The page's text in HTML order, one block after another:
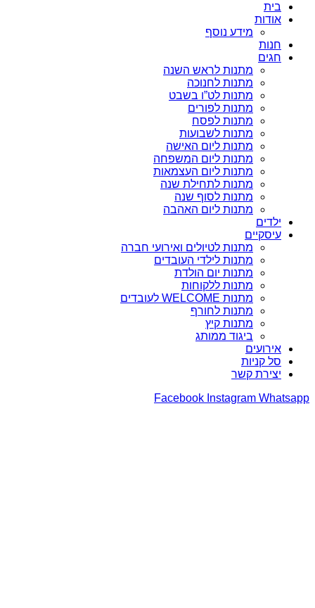
בית
אודות
מידע נוסף
חנות
חגים
מתנות לראש השנה
מתנות לחנוכה
מתנות לט”ו בשבט
מתנות לפורים
מתנות לפסח
מתנות לשבועות
מתנות ליום האישה
מתנות ליום המשפחה
מתנות ליום העצמאות
מתנות לתחילת שנה
מתנות לסוף שנה
מתנות ליום האהבה
ילדים
עיסקיים
מתנות לטיולים ואירועי חברה
מתנות לילדי העובדים
מתנות יום הולדת
מתנות ללקוחות
מתנות WELCOME לעובדים
מתנות לחורף
מתנות קיץ
ביגוד ממותג
אירועים
סל קניות
יצירת קשר
Facebook Instagram Whatsapp